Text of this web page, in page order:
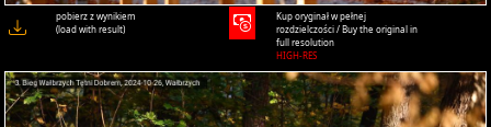
pobierz z wynikiem
(load with result)
Kup oryginał w pełnej
rozdzielczości / Buy the original in
full resolution
HIGH-RES